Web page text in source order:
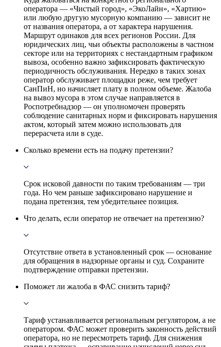
оператора — «Чистый город», «ЭкоЛайн», «Хартию»
или любую другую мусорную компанию — зависит не
от названия оператора, а от характера нарушения.
Маршрут одинаков для всех регионов России. Для
юридических лиц, чьи объекты расположены в частном
секторе или на территориях с нестандартным графиком
вывоза, особенно важно зафиксировать фактическую
периодичность обслуживания. Нередко в таких зонах
оператор обслуживает площадки реже, чем требует
СанПиН, но начисляет плату в полном объеме. Жалоба
на вывоз мусора в этом случае направляется в
Роспотребнадзор — он уполномочен проверять
соблюдение санитарных норм и фиксировать нарушения
актом, который затем можно использовать для
перерасчета или в суде.
Сколько времени есть на подачу претензии?
Срок исковой давности по таким требованиям — три
года. Но чем раньше зафиксировано нарушение и
подана претензия, тем убедительнее позиция.
Что делать, если оператор не отвечает на претензию?
Отсутствие ответа в установленный срок — основание
для обращения в надзорные органы и суд. Сохраните
подтверждение отправки претензии.
Поможет ли жалоба в ФАС снизить тариф?
Тариф устанавливается региональным регулятором, а не
оператором. ФАС может проверить законность действий
оператора, но не пересмотреть тариф. Для снижения